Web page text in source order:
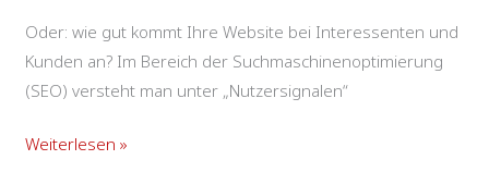
Oder: wie gut kommt Ihre Website bei Interessenten und
Kunden an? Im Bereich der Suchmaschinenoptimierung
(SEO) versteht man unter „Nutzersignalen“
Weiterlesen »